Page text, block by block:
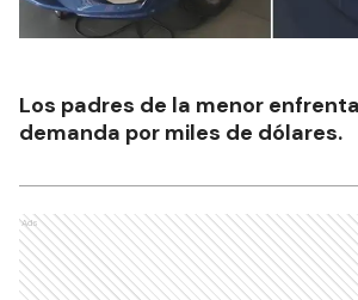
Los padres de la menor
demanda por miles de dólares.
Ads